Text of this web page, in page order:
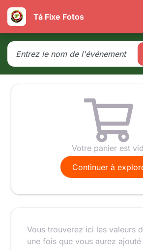
Tá Fixe Fotos
Votre panier est
Continuer à
Vous trouverez ici les valeurs
une fois que vous aurez